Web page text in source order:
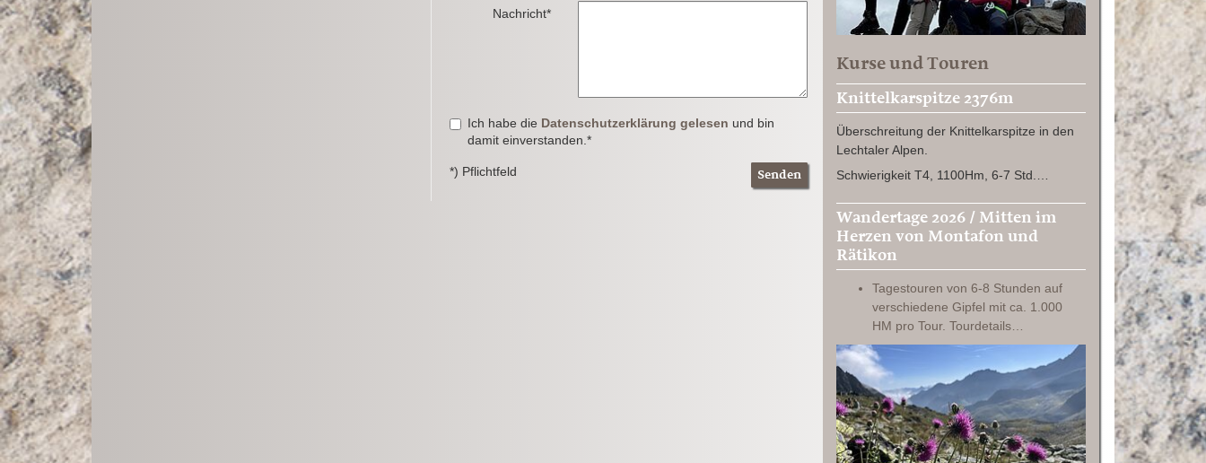
Nachricht*
Ich habe die Datenschutzerklärung gelesen und bin
damit einverstanden.*
*) Pflichtfeld Senden
Kurse und Touren
Knittelkarspitze 2376m
Überschreitung der Knittelkarspitze in den
Lechtaler Alpen.
Schwierigkeit T4, 1100Hm, 6-7 Std.…
Wandertage 2026 / Mitten im
Herzen von Montafon und
Rätikon
Tagestouren von 6-8 Stunden auf
verschiedene Gipfel mit ca. 1.000
HM pro Tour. Tourdetails…